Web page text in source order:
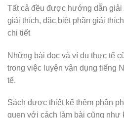
Tất cả đều được hướng dẫn giải
giải thích, đặc biệt phần giải
chi tiết
Những bài đọc và ví dụ thực tế
trong việc luyện vận dụng tiếng
tế.
Sách được thiết kế thêm phần
quen với cách làm bài cũng như